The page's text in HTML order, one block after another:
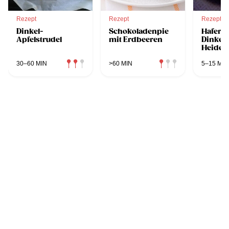
Rezept
Dinkel-
Apfelstrudel
30–60 MIN
Rezept
Schokoladenpie
mit Erdbeeren
>60 MIN
Rezept
Hafer-
5–15 MIN